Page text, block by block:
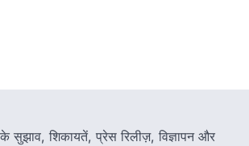
सुझाव, शिकायतें, प्रेस रिलीज़, विज्ञापन और